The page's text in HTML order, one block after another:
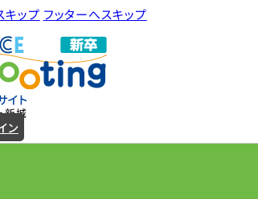
キップ フッターへスキップ
イト
新城
ン